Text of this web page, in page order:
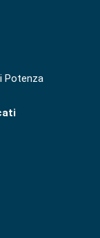
Potenza